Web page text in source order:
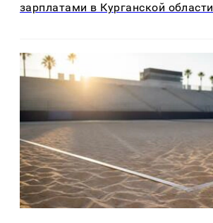
зарплатами в Курганской области